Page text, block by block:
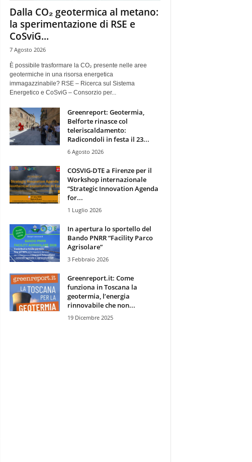
Dalla CO₂ geotermica al metano:
la sperimentazione di RSE e
CoSviG...
7 Agosto 2026
È possibile trasformare la CO₂ presente nelle aree
geotermiche in una risorsa energetica
immagazzinabile? RSE – Ricerca sul Sistema
Energetico e CoSviG – Consorzio per...
Greenreport: Geotermia,
Belforte rinasce col
teleriscaldamento:
Radicondoli in festa il 23...
6 Agosto 2026
COSVIG-DTE a Firenze per il
Workshop internazionale
“Strategic Innovation Agenda
for...
1 Luglio 2026
In apertura lo sportello del
Bando PNRR “Facility Parco
Agrisolare”
3 Febbraio 2026
Greenreport.it: Come
funziona in Toscana la
geotermia, l’energia
rinnovabile che non...
19 Dicembre 2025